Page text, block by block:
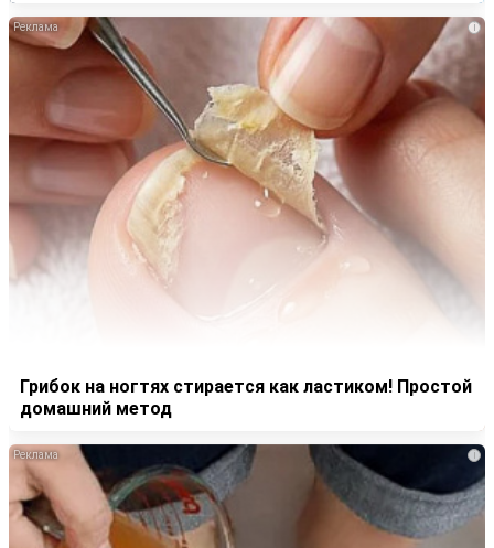
i
Грибок на ногтях стирается как ластиком! Простой
домашний метод
i